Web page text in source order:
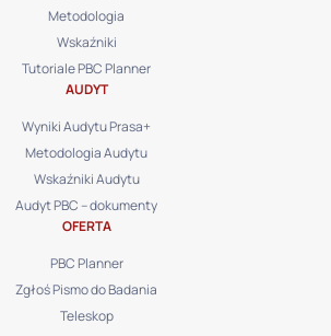
Metodologia
Wskaźniki
Tutoriale PBC Planner
AUDYT
Wyniki Audytu Prasa+
Metodologia Audytu
Wskaźniki Audytu
Audyt PBC – dokumenty
OFERTA
PBC Planner
Zgłoś Pismo do Badania
Teleskop